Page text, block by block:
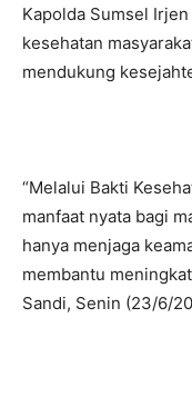
Kapolda Sumsel
kesehatan
mendukung
“Melalui Bakti
manfaat nyata bagi
hanya menjaga
membantu
Sandi, Senin (23/6/